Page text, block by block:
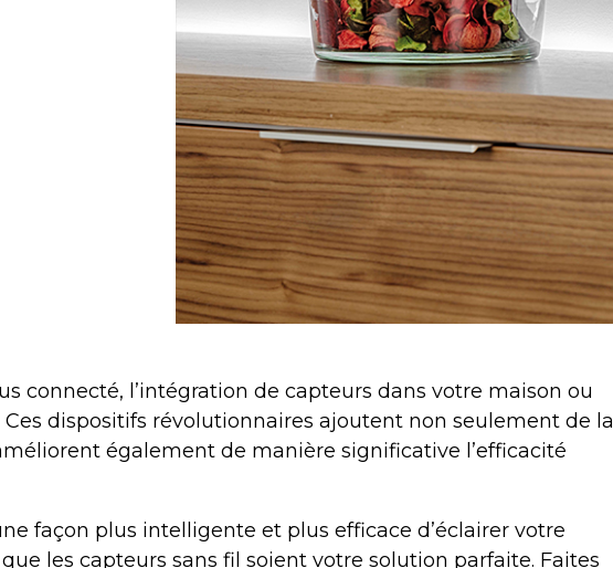
connecté, l’intégration de capteurs dans votre maison ou
dispositifs révolutionnaires ajoutent non seulement de la
également de manière significative l’efficacité
façon plus intelligente et plus efficace d’éclairer votre
les capteurs sans fil soient votre solution parfaite. Faites